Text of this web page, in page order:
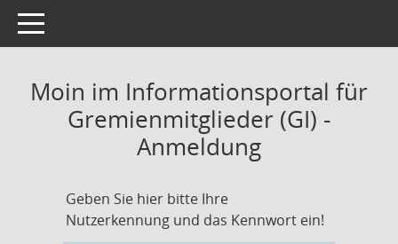
Toggle navigation
Moin im Informationsportal für
Gremienmitglieder (GI) -
Anmeldung
Geben Sie hier bitte Ihre
Nutzerkennung und das Kennwort ein!